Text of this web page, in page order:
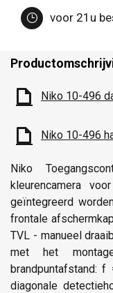
voor 21u
Niko 10-496
Niko 10-496
Niko
kleurencamera
geïntegreerd
frontale
TVL - manueel
met het
brandpuntafstand:
diagonale